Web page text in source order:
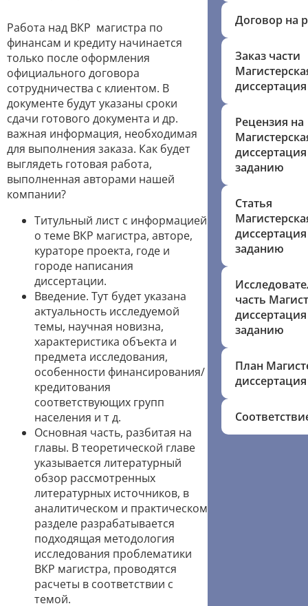
Работа над ВКР магистра по
финансам и кредиту начинается
только после оформления
официального договора
сотрудничества с клиентом. В
документе будут указаны сроки
сдачи готового документа и др.
важная информация, необходимая
для выполнения заказа. Как будет
выглядеть готовая работа,
выполненная авторами нашей
компании?
Титульный лист с информацией
о теме ВКР магистра, авторе,
кураторе проекта, годе и
городе написания
диссертации.
Введение. Тут будет указана
актуальность исследуемой
темы, научная новизна,
характеристика объекта и
предмета исследования,
особенности финансирования/
кредитования
соответствующих групп
населения и т д.
Основная часть, разбитая на
главы. В теоретической главе
указывается литературный
обзор рассмотренных
литературных источников, в
аналитическом и практическом
разделе разрабатывается
подходящая методология
исследования проблематики
ВКР магистра, проводятся
расчеты в соответствии с
темой.
Договор на
Заказ части
диссертация
Рецензия на
заданию
Статья
заданию
часть
заданию
План
диссертация